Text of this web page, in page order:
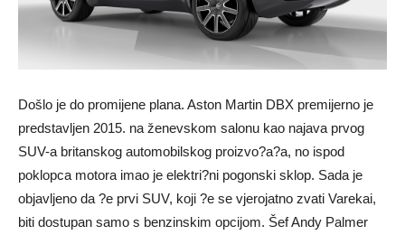
Došlo je do promijene plana. Aston Martin DBX premijerno je
predstavljen 2015. na ženevskom salonu kao najava prvog
SUV-a britanskog automobilskog proizvo?a?a, no ispod
poklopca motora imao je elektri?ni pogonski sklop. Sada je
objavljeno da ?e prvi SUV, koji ?e se vjerojatno zvati Varekai,
biti dostupan samo s benzinskim opcijom. Šef Andy Palmer